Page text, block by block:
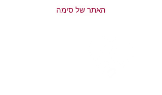
האתר של סימה